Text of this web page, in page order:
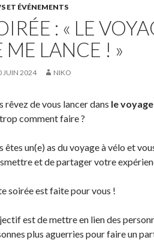
ET ÉVÉNEMENTS
: « LE
ME LANCE ! »
JUIN 2024 NIKO
rêvez de vous lancer dans le
comment faire ?
êtes un(e) as du voyage à vélo et
et de partager votre
soirée est faite pour vous !
est de mettre en lien des
plus aguerries pour faire un